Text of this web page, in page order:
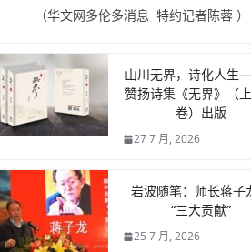
（华文网多伦多消息 特约记者陈蓉 ）
山川无界，诗化人
赞扬诗集《无界》（
卷）出版
27 7 月, 2026
岩波随笔：师长蒋子
“三大贡献”
25 7 月, 2026